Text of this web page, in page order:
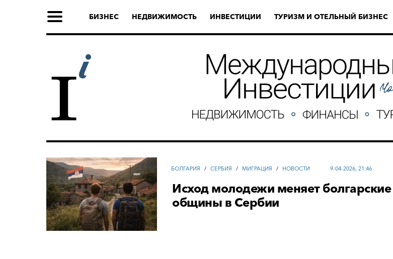
БИЗНЕС НЕДВИЖИМОСТЬ ИНВЕСТИЦИИ ТУРИЗМ И ОТЕЛЬНЫЙ БИЗНЕС
БОЛГАРИЯ / СЕРБИЯ / МИГРАЦИЯ / НОВОСТИ 9-04-2026, 21:46
Исход молодежи меняет болгарские
общины в Сербии